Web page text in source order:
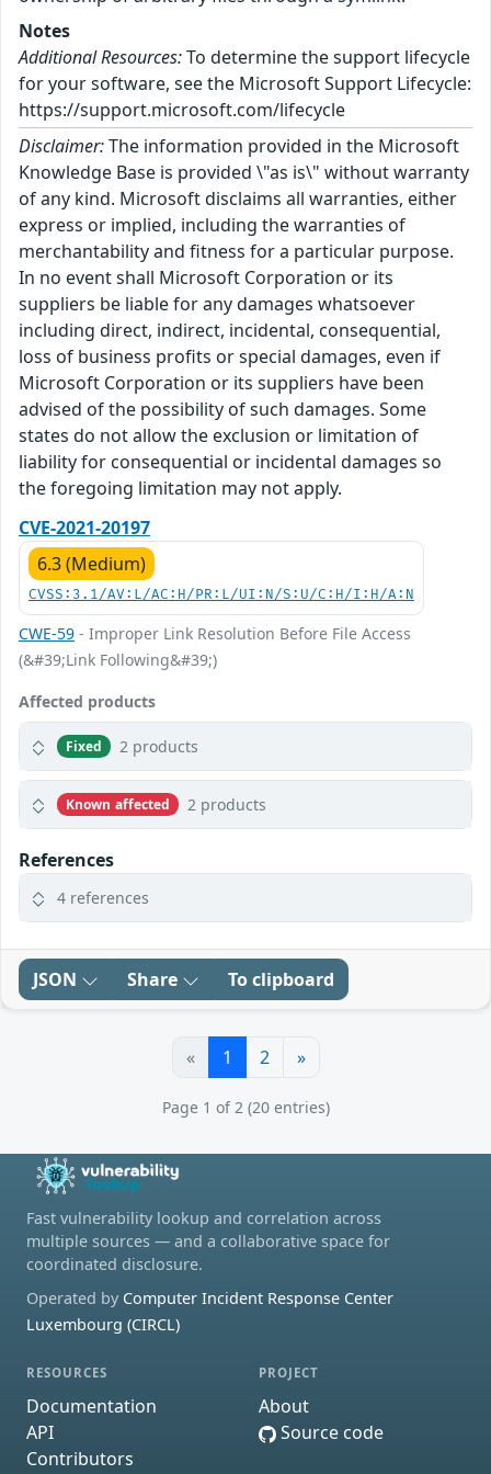
Notes
Additional Resources:To determine the support lifecycle
for your software, see the Microsoft Support Lifecycle:
https://support.microsoft.com/lifecycle
Disclaimer:The information provided in the Microsoft
Knowledge Base is provided \"as is\" without warranty
of any kind. Microsoft disclaims all warranties, either
express or implied, including the warranties of
merchantability and fitness for a particular purpose.
In no event shall Microsoft Corporation or its
suppliers be liable for any damages whatsoever
including direct, indirect, incidental, consequential,
loss of business profits or special damages, even if
Microsoft Corporation or its suppliers have been
advised of the possibility of such damages. Some
states do not allow the exclusion or limitation of
liability for consequential or incidental damages so
the foregoing limitation may not apply.
CVE-2021-20197
6.3 (Medium)
CVSS:3.1/AV:L/AC:H/PR:L/UI:N/S:U/C:H/I:H/A:N
CWE-59 - Improper Link Resolution Before File Access
(&#39;Link Following&#39;)
Affected products
Fixed 2 products
Known affected 2 products
References
4 references
JSON Share To clipboard
« 1 2 »
Page 1 of 2 (20 entries)
Fast vulnerability lookup and correlation across
multiple sources — and a collaborative space for
coordinated disclosure.
Operated by Computer Incident Response Center
Luxembourg (CIRCL)
RESOURCES
Documentation
API
Contributors
PROJECT
About
Source code